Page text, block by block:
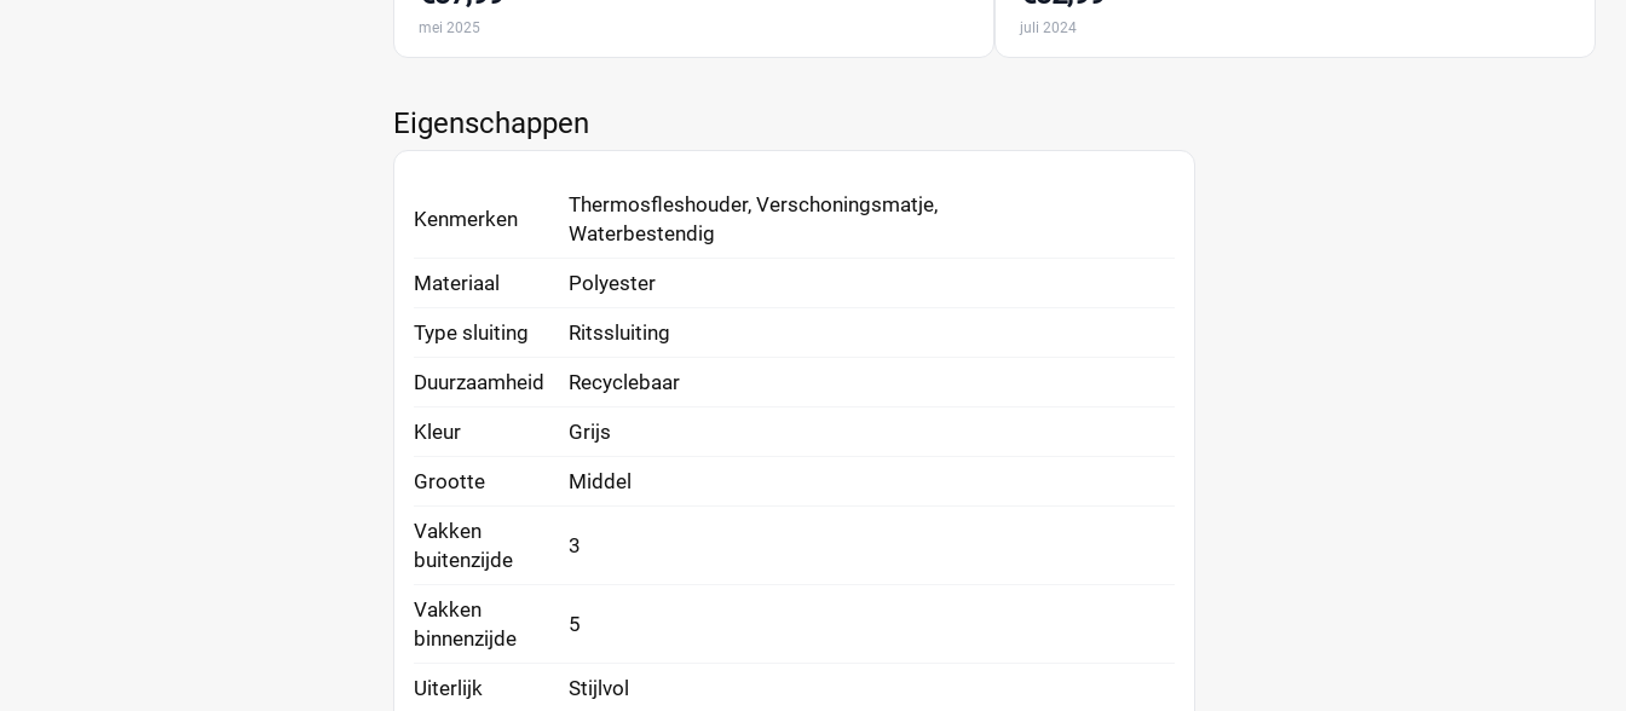
mei 2025 juli 2024
Eigenschappen
Kenmerken
Thermosfleshouder, Verschoningsmatje,
Waterbestendig
Materiaal Polyester
Type sluiting Ritssluiting
Duurzaamheid Recyclebaar
Kleur Grijs
Grootte Middel
Vakken
buitenzijde
3
Vakken
binnenzijde
5
Uiterlijk Stijlvol